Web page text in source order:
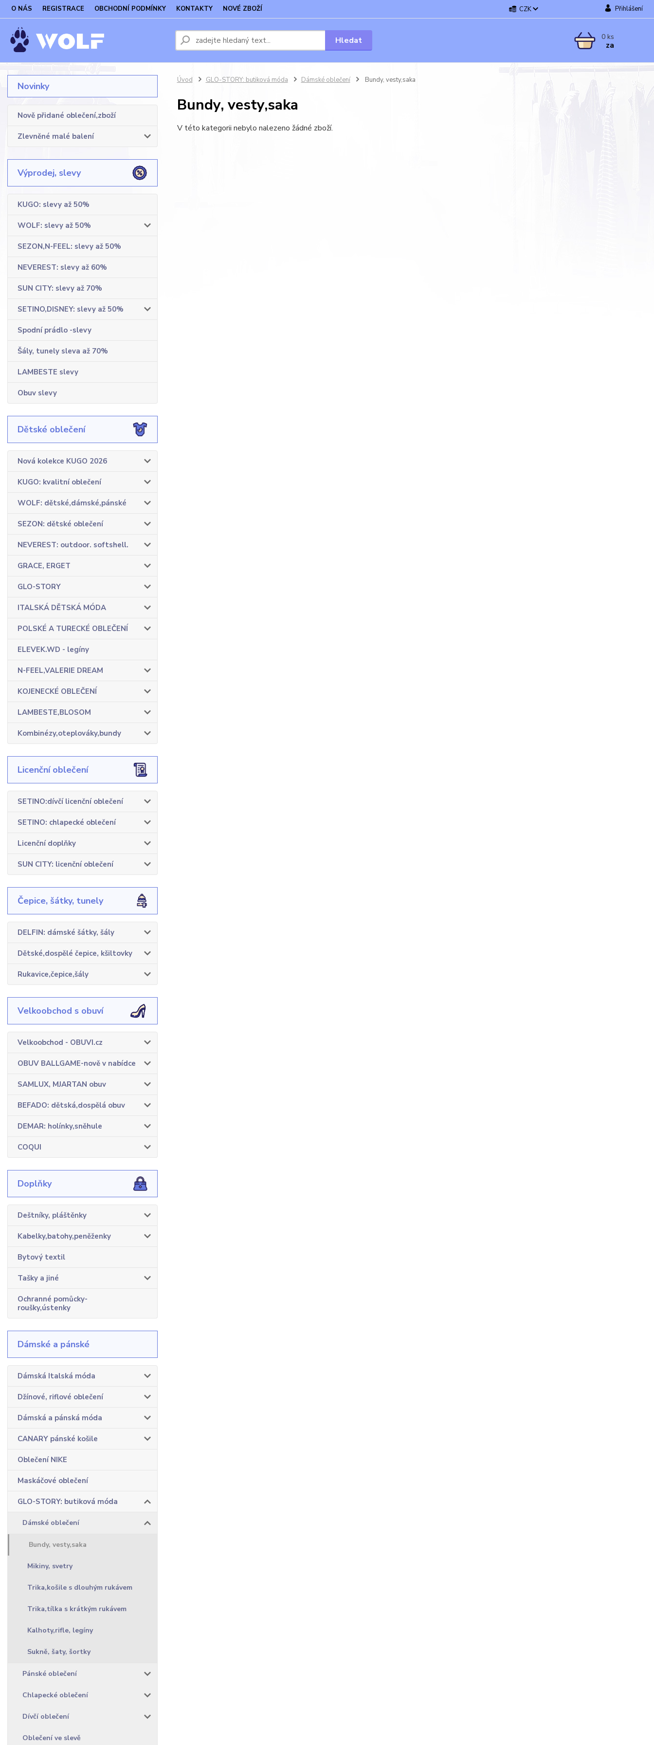
O NÁS REGISTRACE OBCHODNÍ PODMÍNKY KONTAKTY NOVÉ ZBOŽÍ CZK Přihlášení
Hledat 0 ks
za
Novinky
Nově přidané oblečení,zboží
Zlevněné malé balení
Výprodej, slevy
KUGO: slevy až 50%
WOLF: slevy až 50%
SEZON,N-FEEL: slevy až 50%
NEVEREST: slevy až 60%
SUN CITY: slevy až 70%
SETINO,DISNEY: slevy až 50%
Spodní prádlo -slevy
Šály, tunely sleva až 70%
LAMBESTE slevy
Obuv slevy
Dětské oblečení
Nová kolekce KUGO 2026
KUGO: kvalitní oblečení
WOLF: dětské,dámské,pánské
SEZON: dětské oblečení
NEVEREST: outdoor. softshell.
GRACE, ERGET
GLO-STORY
ITALSKÁ DĚTSKÁ MÓDA
POLSKÉ A TURECKÉ OBLEČENÍ
ELEVEK.WD - legíny
N-FEEL,VALERIE DREAM
KOJENECKÉ OBLEČENÍ
LAMBESTE,BLOSOM
Kombinézy,oteplováky,bundy
Licenční oblečení
SETINO:dívčí licenční oblečení
SETINO: chlapecké oblečení
Licenční doplňky
SUN CITY: licenční oblečení
Čepice, šátky, tunely
DELFIN: dámské šátky, šály
Dětské,dospělé čepice, kšiltovky
Rukavice,čepice,šály
Velkoobchod s obuví
Velkoobchod - OBUVI.cz
OBUV BALLGAME-nově v nabídce
SAMLUX, MJARTAN obuv
BEFADO: dětská,dospělá obuv
DEMAR: holínky,sněhule
COQUI
Doplňky
Deštníky, pláštěnky
Kabelky,batohy,peněženky
Bytový textil
Tašky a jiné
Ochranné pomůcky-
roušky,ústenky
Dámské a pánské
Dámská Italská móda
Džínové, riflové oblečení
Dámská a pánská móda
CANARY pánské košile
Oblečení NIKE
Maskáčové oblečení
GLO-STORY: butiková móda
Dámské oblečení
Bundy, vesty,saka
Mikiny, svetry
Trika,košile s dlouhým rukávem
Trika,tílka s krátkým rukávem
Kalhoty,rifle, legíny
Sukně, šaty, šortky
Pánské oblečení
Chlapecké oblečení
Dívčí oblečení
Oblečení ve slevě
Úvod GLO-STORY: butiková móda Dámské oblečení Bundy, vesty,saka
Bundy, vesty,saka
V této kategorii nebylo nalezeno žádné zboží.